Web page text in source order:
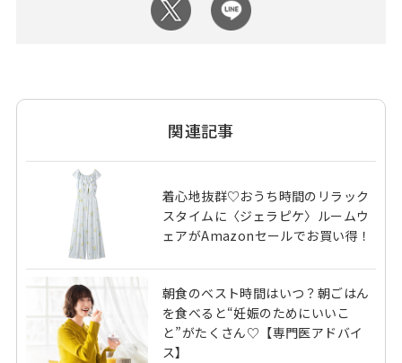
関連記事
着心地抜群♡おうち時間のリラック
スタイムに〈ジェラピケ〉ルームウ
ェアがAmazonセールでお買い得！
朝食のベスト時間はいつ？朝ごはん
を食べると“妊娠のためにいいこ
と”がたくさん♡【専門医アドバイ
ス】